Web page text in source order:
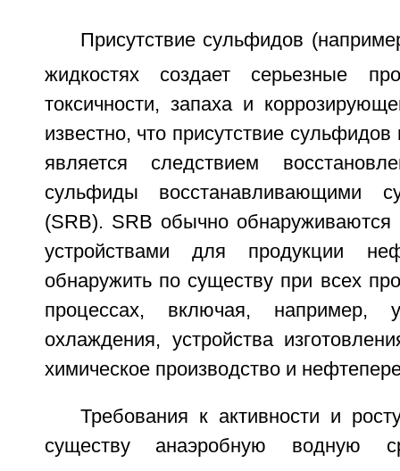
Присутствие сульфидов
жидкостях создает серьезные
токсичности, запаха и
известно, что присутствие
является следствием
сульфиды восстанавливающими
(SRB). SRB обычно обнаруживаются
устройствами для продукции
обнаружить по существу при всех
процессах, включая, например,
охлаждения, устройства
химическое производство и
Требования к активности и
существу анаэробную водную